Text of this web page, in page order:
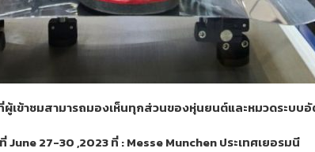
เข้าชมสามารถมองเห็นทุกส่วนของหุ่นยนต์และหมวดระบ
27-30 ,2023 ที่ : Messe Munchen ประเทศเยอรมนี